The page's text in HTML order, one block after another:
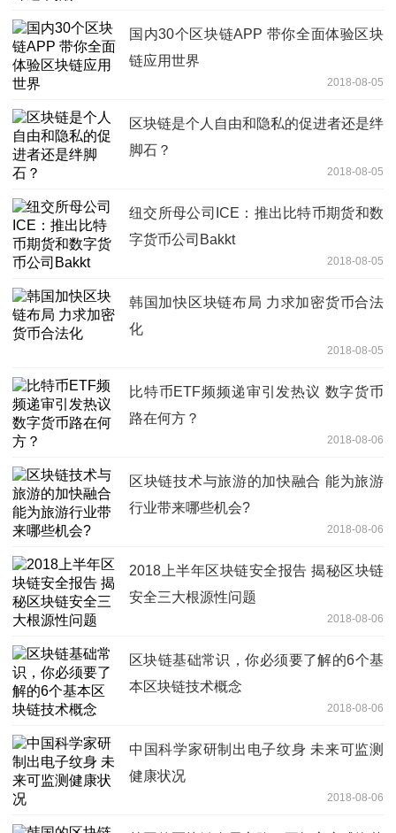
国内30个区块链APP 带你全面体验区块
链应用世界
2018-08-05
区块链是个人自由和隐私的促进者还是绊
脚石？
2018-08-05
纽交所母公司ICE：推出比特币期货和数
字货币公司Bakkt
2018-08-05
韩国加快区块链布局 力求加密货币合法
化
2018-08-05
比特币ETF频频递审引发热议 数字货币
路在何方？
2018-08-06
区块链技术与旅游的加快融合 能为旅游
行业带来哪些机会?
2018-08-06
2018上半年区块链安全报告 揭秘区块链
安全三大根源性问题
2018-08-06
区块链基础常识，你必须要了解的6个基
本区块链技术概念
2018-08-06
中国科学家研制出电子纹身 未来可监测
健康状况
2018-08-06